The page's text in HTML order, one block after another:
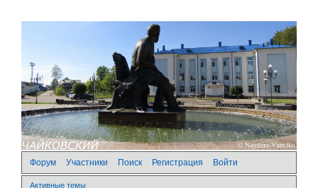
Форум Участники Поиск Регистрация Войти
Активные темы